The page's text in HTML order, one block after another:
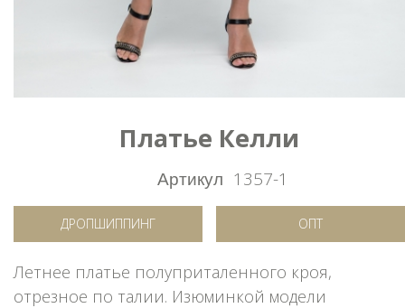
Платье Келли
Артикул 1357-1
ДРОПШИППИНГ ОПТ
Летнее платье полуприталенного кроя,
отрезное по талии. Изюминкой модели